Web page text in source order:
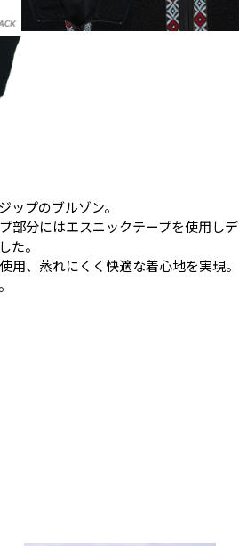
ップのブルゾン。
部分にはエスニックテープを使用しデ
た。
用、蒸れにくく快適な着心地を実現。